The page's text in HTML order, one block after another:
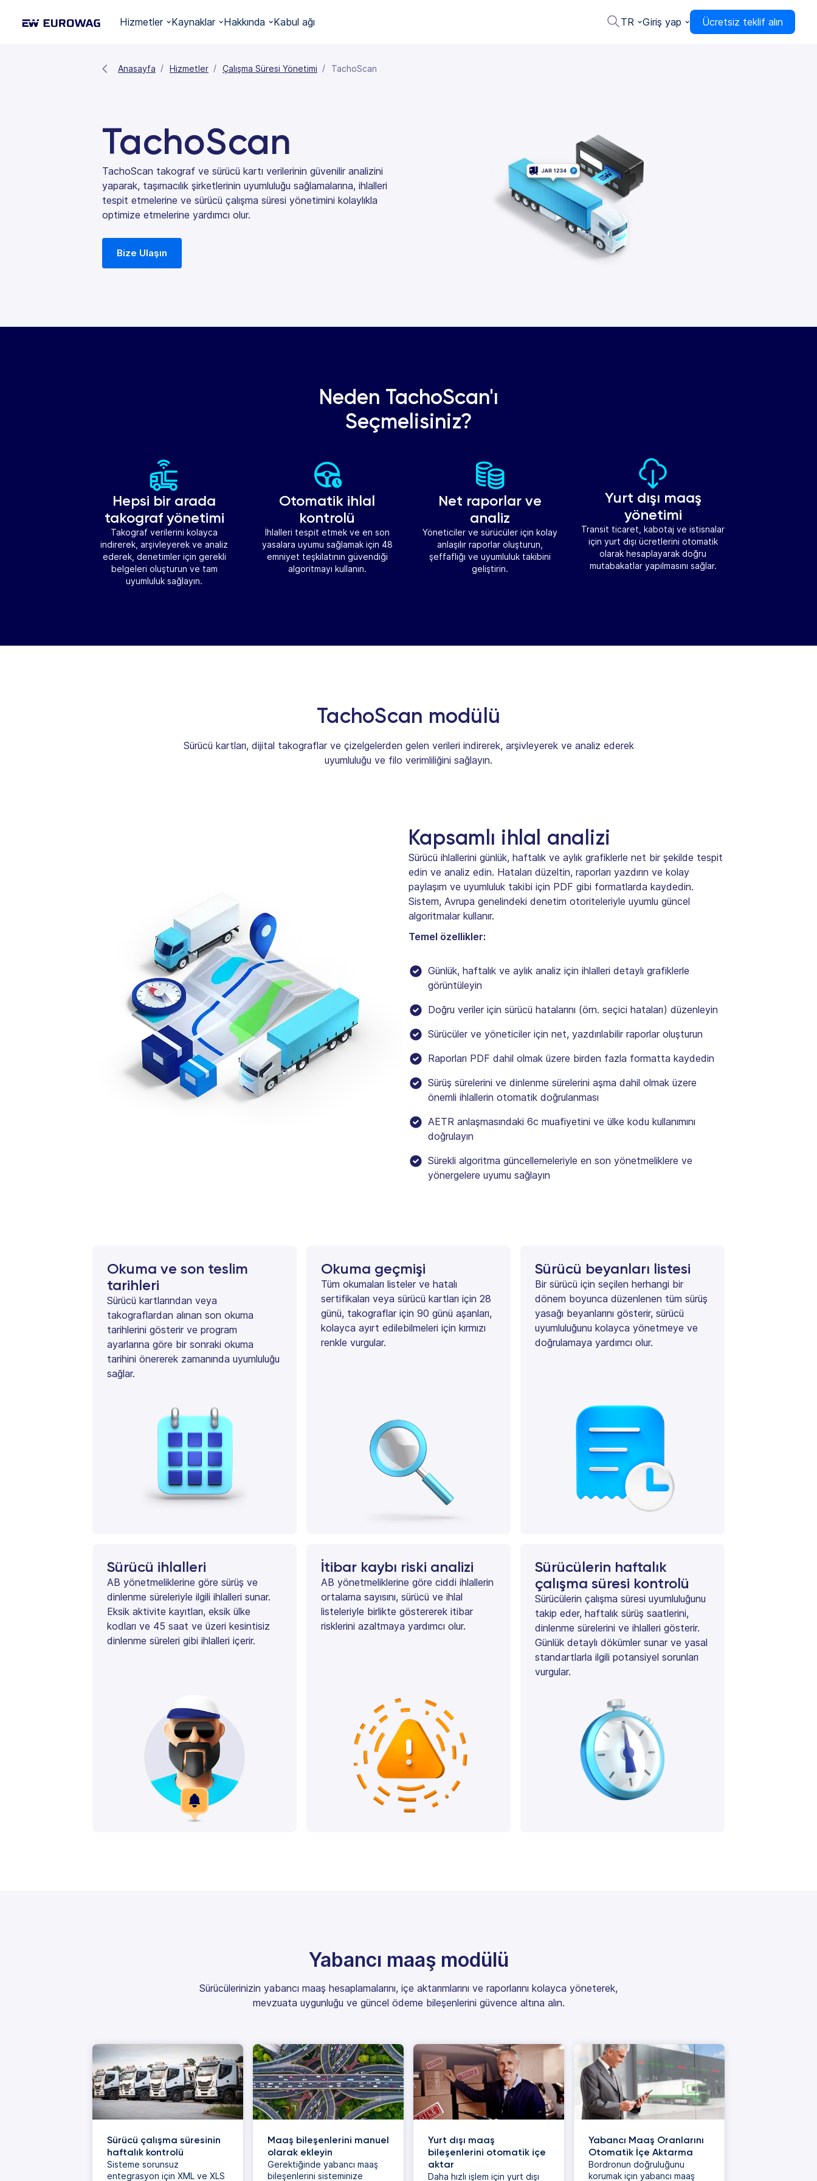
Hizmetler Kaynaklar Hakkında Kabul ağı TR Giriş yap Ücretsiz teklif alın
Anasayfa Hizmetler Çalışma Süresi Yönetimi TachoScan
TachoScan
TachoScan takograf ve sürücü kartı verilerinin güvenilir analizini
yaparak, taşımacılık şirketlerinin uyumluluğu sağlamalarına, ihlalleri
tespit etmelerine ve sürücü çalışma süresi yönetimini kolaylıkla
optimize etmelerine yardımcı olur.
Bize Ulaşın
Neden TachoScan'ı
Seçmelisiniz?
Hepsi bir arada
takograf yönetimi
Takograf verilerini kolayca
indirerek, arşivleyerek ve analiz
ederek, denetimler için gerekli
belgeleri oluşturun ve tam
uyumluluk sağlayın.
Otomatik ihlal
kontrolü
İhlalleri tespit etmek ve en son
yasalara uyumu sağlamak için 48
emniyet teşkilatının güvendiği
algoritmayı kullanın.
Net raporlar ve
analiz
Yöneticiler ve sürücüler için kolay
anlaşılır raporlar oluşturun,
şeffaflığı ve uyumluluk takibini
geliştirin.
Yurt dışı maaş
yönetimi
Transit ticaret, kabotaj ve istisnalar
için yurt dışı ücretlerini otomatik
olarak hesaplayarak doğru
mutabakatlar yapılmasını sağlar.
TachoScan modülü
Sürücü kartları, dijital takograflar ve çizelgelerden gelen verileri indirerek, arşivleyerek ve analiz ederek
uyumluluğu ve filo verimliliğini sağlayın.
Kapsamlı ihlal analizi
Sürücü ihlallerini günlük, haftalık ve aylık grafiklerle net bir şekilde tespit
edin ve analiz edin. Hataları düzeltin, raporları yazdırın ve kolay
paylaşım ve uyumluluk takibi için PDF gibi formatlarda kaydedin.
Sistem, Avrupa genelindeki denetim otoriteleriyle uyumlu güncel
algoritmalar kullanır.
Temel özellikler:
Günlük, haftalık ve aylık analiz için ihlalleri detaylı grafiklerle
görüntüleyin
Doğru veriler için sürücü hatalarını (örn. seçici hataları) düzenleyin
Sürücüler ve yöneticiler için net, yazdırılabilir raporlar oluşturun
Raporları PDF dahil olmak üzere birden fazla formatta kaydedin
Sürüş sürelerini ve dinlenme sürelerini aşma dahil olmak üzere
önemli ihlallerin otomatik doğrulanması
AETR anlaşmasındaki 6c muafiyetini ve ülke kodu kullanımını
doğrulayın
Sürekli algoritma güncellemeleriyle en son yönetmeliklere ve
yönergelere uyumu sağlayın
Okuma ve son teslim
tarihleri
Sürücü kartlarından veya
takograflardan alınan son okuma
tarihlerini gösterir ve program
ayarlarına göre bir sonraki okuma
tarihini önererek zamanında uyumluluğu
sağlar.
Okuma geçmişi
Tüm okumaları listeler ve hatalı
sertifikaları veya sürücü kartları için 28
günü, takograflar için 90 günü aşanları,
kolayca ayırt edilebilmeleri için kırmızı
renkle vurgular.
Sürücü beyanları listesi
Bir sürücü için seçilen herhangi bir
dönem boyunca düzenlenen tüm sürüş
yasağı beyanlarını gösterir, sürücü
uyumluluğunu kolayca yönetmeye ve
doğrulamaya yardımcı olur.
Sürücü ihlalleri
AB yönetmeliklerine göre sürüş ve
dinlenme süreleriyle ilgili ihlalleri sunar.
Eksik aktivite kayıtları, eksik ülke
kodları ve 45 saat ve üzeri kesintisiz
dinlenme süreleri gibi ihlalleri içerir.
İtibar kaybı riski analizi
AB yönetmeliklerine göre ciddi ihlallerin
ortalama sayısını, sürücü ve ihlal
listeleriyle birlikte göstererek itibar
risklerini azaltmaya yardımcı olur.
Sürücülerin haftalık
çalışma süresi kontrolü
Sürücülerin çalışma süresi uyumluluğunu
takip eder, haftalık sürüş saatlerini,
dinlenme sürelerini ve ihlalleri gösterir.
Günlük detaylı dökümler sunar ve yasal
standartlarla ilgili potansiyel sorunları
vurgular.
Yabancı maaş modülü
Sürücülerinizin yabancı maaş hesaplamalarını, içe aktarımlarını ve raporlarını kolayca yöneterek,
mevzuata uygunluğu ve güncel ödeme bileşenlerini güvence altına alın.
Sürücü çalışma süresinin
haftalık kontrolü
Sisteme sorunsuz
entegrasyon için XML ve XLS
Maaş bileşenlerini manuel
olarak ekleyin
Gerektiğinde yabancı maaş
bileşenlerini sisteminize
Yurt dışı maaş
bileşenlerini otomatik içe
aktar
Daha hızlı işlem için yurt dışı
Yabancı Maaş Oranlarını
Otomatik İçe Aktarma
Bordronun doğruluğunu
korumak için yabancı maaş